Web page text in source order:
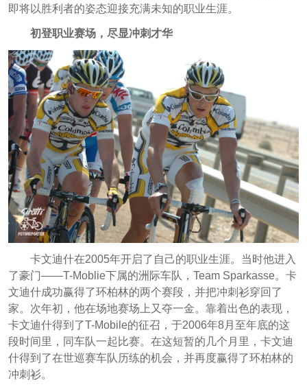
即将以胜利者的姿态迎接充满未知的职业生涯。
初登职业赛场，尽显冲刺才华
卡文迪什在2005年开启了自己的职业生涯。当时他进入
了豪门——T-Moblie下属的洲际车队，Team Sparkasse。卡
文迪什成功赢得了环柏林的两个赛段，并把冲刺衫穿回了
家。次年初，他在场地赛场上又夺一金。靠着出色的表现，
卡文迪什得到了T-Mobile的征召，于2006年8月至年底的这
段时间里，同车队一起比赛。在这短暂的几个月里，卡文迪
什得到了在世巡赛车队历练的机会，并再度赢得了环柏林的
冲刺衫。